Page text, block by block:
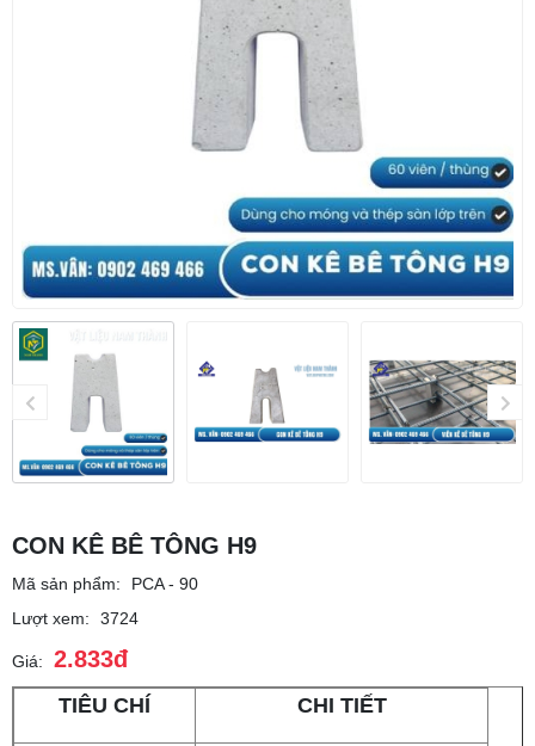
CON KÊ BÊ TÔNG H9
Mã sản phẩm:
PCA - 90
Lượt xem:
3724
Giá: 2.833đ
TIÊU CHÍ CHI TIẾT